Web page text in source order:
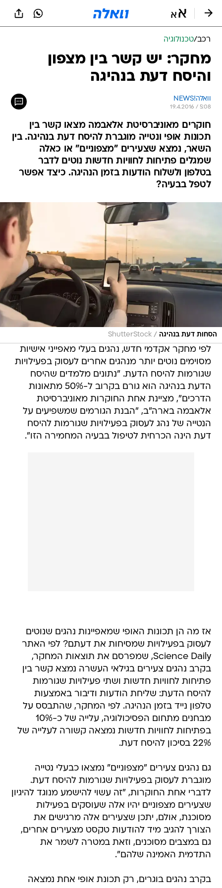
רכב/טכנולוגיה
מחקר: יש קשר בין מצפון
והיסח דעת בנהיגה
וואלה!NEWS
19.4.2016 / 5:08
חוקרים מאוניברסיטת אלאבמה מצאו קשר בין
תכונות אופי ונטייה מוגברת להיסח דעת בנהיגה. בין
השאר, נמצא שצעירים "מצפוניים" או כאלה
שמגלים פתיחות לחוויות חדשות נוטים לדבר
בטלפון ולשלוח הודעות בזמן הנהיגה. כיצד אפשר
לטפל בבעיה?
הסחות דעת בנהיגה /
ShutterStock
לפי מחקר אקדמי חדש, נהגים בעלי מאפייני אישיות
מסוימים נוטים יותר מנהגים אחרים לעסוק בפעילויות
שגורמות להיסח הדעת. "נתונים מלמדים שהיסח
הדעת בנהיגה הוא גורם בקרוב ל-50% מתאונות
הדרכים", מציינת אחת החוקרות מאוניברסיטת
אלאבמה בארה"ב, "הבנת הגורמים שמשפיעים על
הנטייה של נהג לעסוק בפעילויות שגורמות להיסח
דעת הינה הכרחית לטיפול בבעיה המחמירה הזו".
אז מה הן תכונות האופי שמאפיינות נהגים שנוטים
לעסוק בפעילויות שמסיחות את דעתם? לפי האתר
Science Daily, שמפרסם את תוצאות המחקר,
בקרב נהגים צעירים בגילאי העשרה נמצא קשר בין
פתיחות לחוויות חדשות ושתי פעילויות שגורמות
להיסח הדעת: שליחת הודעות ודיבור באמצעות
טלפון נייד בזמן הנהיגה. לפי המחקר, שהתבסס על
מבחנים מתחום הפסיכולוגיה, עלייה של כ-10%
בפתיחות לחוויות חדשות נמצאה קשורה לעלייה של
22% בסיכון להיסח דעת.
גם נהגים צעירים "מצפוניים" נמצאו כבעלי נטייה
מוגברת לעסוק בפעילויות שגורמות להיסח דעת.
לדברי אחת החוקרות, "זה עשוי להישמע מנוגד להיגיון
שצעירים מצפוניים יהיו אלה שעוסקים בפעילות
מסוכנת, אולם, יתכן שצעירים אלה מרגישים את
הצורך להגיב מיד להודעות טקסט מצעירים אחרים,
גם במצבים מסוכנים, וזאת במטרה לשמר את
התדמית האמינה שלהם".
בקרב נהגים בוגרים, רק תכונת אופי אחת נמצאה